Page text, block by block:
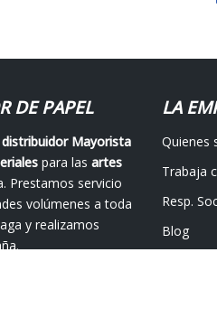
DE PAPEL
distribuidor Mayorista
para las artes
Prestamos servicio
volúmenes a toda
y realizamos
LA
Quienes
Trabaja
Resp.
Blog